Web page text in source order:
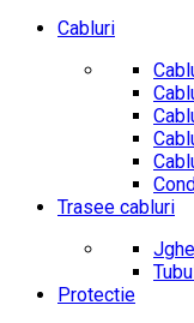
Cabluri
Trasee cabluri
Protectie